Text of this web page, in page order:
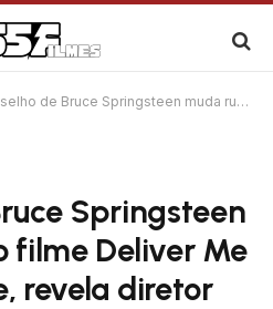
Bruce Springsteen muda rumo do filme Deliver Me From Nowhere, revela diretor
Springsteen
filme Deliver Me
revela diretor